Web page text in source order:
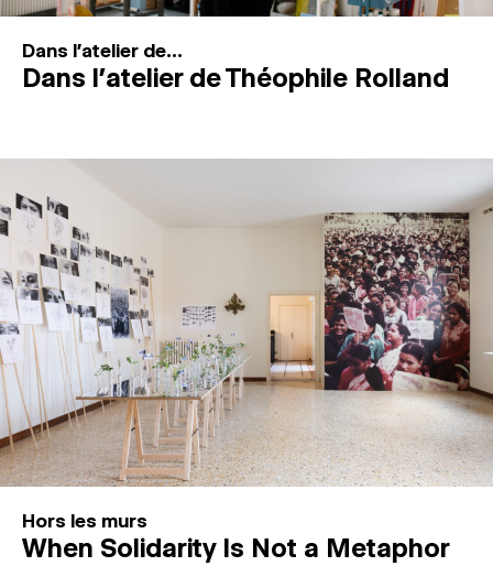
Dans l'atelier de...
Dans l’atelier de Théophile Rolland
Hors les murs
When Solidarity Is Not a Metaphor